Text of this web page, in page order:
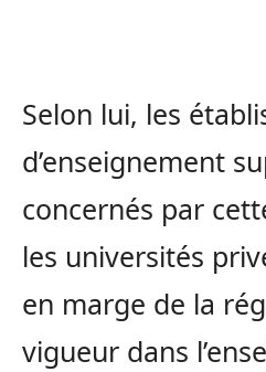
Selon lui, les
d’enseignement
concernés par
les universités
en marge de la
vigueur dans